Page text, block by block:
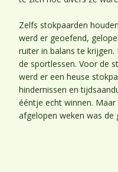
Zelfs stokpaarden
werd er geoefend,
ruiter in balans te
de sportlessen. Voor de
werd er een heuse
hindernissen en
ééntje echt winnen.
afgelopen weken was de